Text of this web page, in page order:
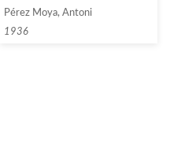
Pérez Moya, Antoni
1936